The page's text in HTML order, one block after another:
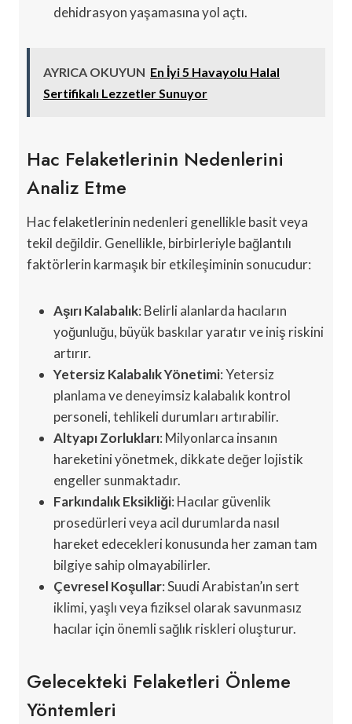
dehidrasyon yaşamasına yol açtı.
AYRICA OKUYUN En İyi 5 Havayolu Halal
Sertifikalı Lezzetler Sunuyor
Hac Felaketlerinin Nedenlerini
Analiz Etme
Hac felaketlerinin nedenleri genellikle basit veya
tekil değildir. Genellikle, birbirleriyle bağlantılı
faktörlerin karmaşık bir etkileşiminin sonucudur:
Aşırı Kalabalık: Belirli alanlarda hacıların
yoğunluğu, büyük baskılar yaratır ve iniş riskini
artırır.
Yetersiz Kalabalık Yönetimi: Yetersiz
planlama ve deneyimsiz kalabalık kontrol
personeli, tehlikeli durumları artırabilir.
Altyapı Zorlukları: Milyonlarca insanın
hareketini yönetmek, dikkate değer lojistik
engeller sunmaktadır.
Farkındalık Eksikliği: Hacılar güvenlik
prosedürleri veya acil durumlarda nasıl
hareket edecekleri konusunda her zaman tam
bilgiye sahip olmayabilirler.
Çevresel Koşullar: Suudi Arabistan’ın sert
iklimi, yaşlı veya fiziksel olarak savunmasız
hacılar için önemli sağlık riskleri oluşturur.
Gelecekteki Felaketleri Önleme
Yöntemleri